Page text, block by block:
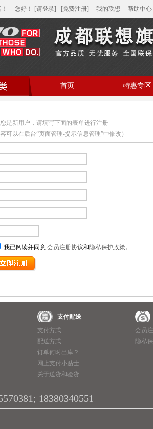
您好 ！ [请登录] [免费注册] 我的联想 帮助中心
站
首页 特惠专区
是新用户，请填写下面的表单进行注册
可以在后台“页面管理-提示信息管理”中修改）
我已阅读并同意 会员注册协议和隐私保护政策。
支付配送
支付方式
配送方式
订单何时出库？
网上支付小贴士
关于送货和验货
会员
隐私
18380340551